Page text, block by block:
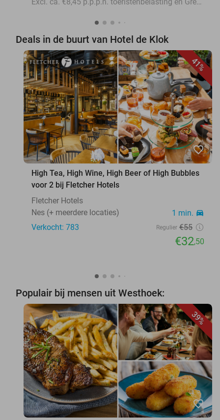
Deals in de buurt van Hotel de Klok
41%
favorite_border
High Tea, High Wine, High Beer of High Bubbles
voor 2 bij Fletcher Hotels
Fletcher Hotels
Nes (+ meerdere locaties)
1 min. directions_car
Verkocht: 783 Regulier €55
€32,50
Populair bij mensen uit Westhoek:
39%
favorite_border